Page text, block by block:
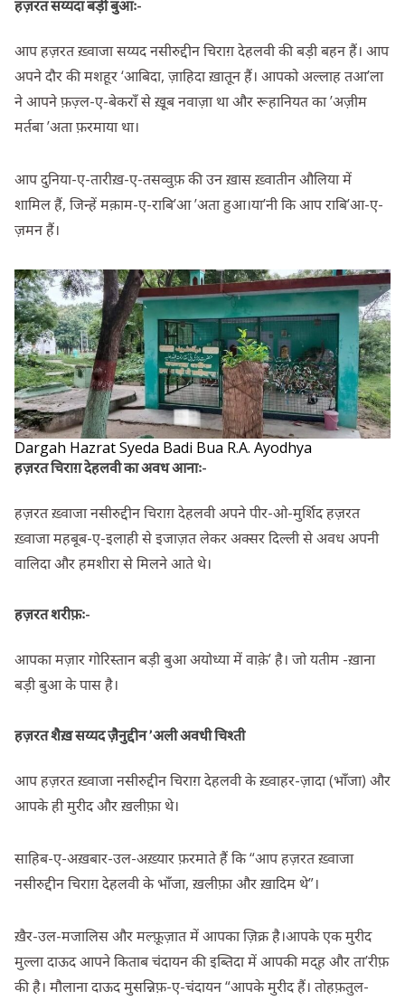
हज़रत सय्यदा बड़ी बुआः-
आप हज़रत ख़्वाजा सय्यद नसीरुद्दीन चिराग़ देहलवी की बड़ी बहन हैं। आप
अपने दौर की मशहूर ‘आबिदा, ज़ाहिदा ख़ातून हैं। आपको अल्लाह तआ’ला
ने आपने फ़ज़्ल-ए-बेकराँ से ख़ूब नवाज़ा था और रूहानियत का ’अज़ीम
मर्तबा ’अता फ़रमाया था।
आप दुनिया-ए-तारीख़-ए-तसव्वुफ़ की उन ख़ास ख़्वातीन औलिया में
शामिल हैं, जिन्हें मक़ाम-ए-राबि’आ ’अता हुआ।या’नी कि आप राबि’आ-ए-
ज़मन हैं।
Dargah Hazrat Syeda Badi Bua R.A. Ayodhya
हज़रत चिराग़ देहलवी का अवध आनाः-
हज़रत ख़्वाजा नसीरुद्दीन चिराग़ देहलवी अपने पीर-ओ-मुर्शिद हज़रत
ख़्वाजा महबूब-ए-इलाही से इजाज़त लेकर अक्सर दिल्ली से अवध अपनी
वालिदा और हमशीरा से मिलने आते थे।
हज़रत शरीफ़ः-
आपका मज़ार गोरिस्तान बड़ी बुआ अयोध्या में वाक़े’ है। जो यतीम -ख़ाना
बड़ी बुआ के पास है।
हज़रत शैख़ सय्यद ज़ैनुद्दीन ’अली अवधी चिश्ती
आप हज़रत ख़्वाजा नसीरुद्दीन चिराग़ देहलवी के ख़्वाहर-ज़ादा (भाँजा) और
आपके ही मुरीद और ख़लीफ़ा थे।
साहिब-ए-अख़बार-उल-अख़्यार फ़रमाते हैं कि “आप हज़रत ख़्वाजा
नसीरुद्दीन चिराग़ देहलवी के भाँजा, ख़लीफ़ा और ख़ादिम थे”।
ख़ैर-उल-मजालिस और मल्फ़ूज़ात में आपका ज़िक्र है।आपके एक मुरीद
मुल्ला दाऊद आपने किताब चंदायन की इब्तिदा में आपकी मद्ह और ता’रीफ़
की है। मौलाना दाऊद मुसन्निफ़-ए-चंदायन “आपके मुरीद हैं। तोहफ़तुल-